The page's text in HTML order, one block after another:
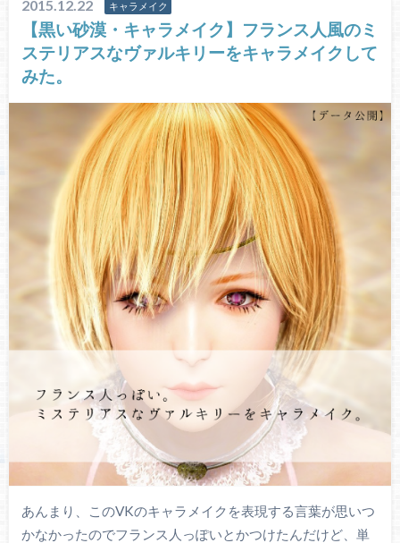
2015.12.22 キャラメイク
【黒い砂漠・キャラメイク】フランス人風のミ
ステリアスなヴァルキリーをキャラメイクして
みた。
あんまり、このVKのキャラメイクを表現する言葉が思いつ
かなかったのでフランス人っぽいとかつけたんだけど、単